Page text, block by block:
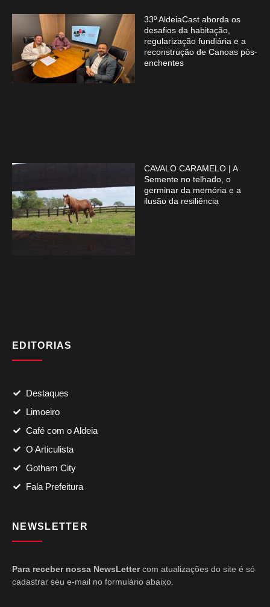
33º AldeiaCast aborda os
desafios da habitação,
regularização fundiária e a
reconstrução de Canoas pós-
enchentes
CAVALO CARAMELO | A
Semente no telhado, o
germinar da memória e a
ilusão da resiliência
EDITORIAS
Destaques
Limoeiro
Café com o Aldeia
O Articulista
Gotham City
Fala Prefeitura
NEWSLETTER
Para receber nossa NewsLettercom atualizações do site é só
cadastrar seu e-mail no formulário abaixo.